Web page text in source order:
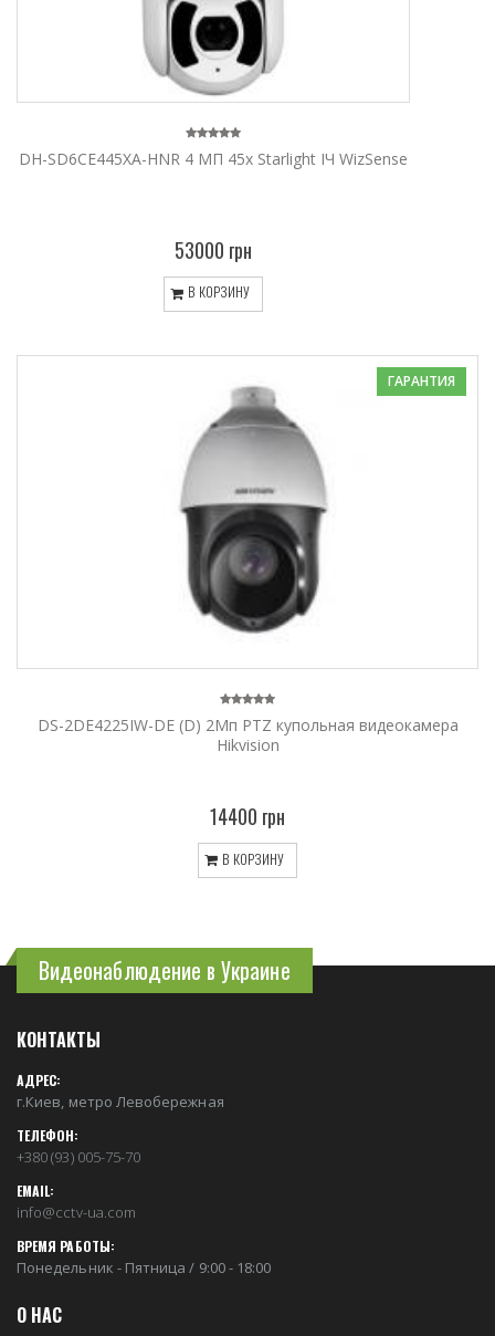
DH-SD6CE445XA-HNR 4 МП 45x Starlight ІЧ WizSense
53000 грн
В КОРЗИНУ
ГАРАНТИЯ
DS-2DE4225IW-DE (D) 2Мп PTZ купольная видеокамера
Hikvision
14400 грн
В КОРЗИНУ
Видеонаблюдение в Украине
КОНТАКТЫ
АДРЕС:
г.Киев, метро Левобережная
ТЕЛЕФОН:
+380 (93) 005-75-70
EMAIL:
info@cctv-ua.com
ВРЕМЯ РАБОТЫ:
Понедельник - Пятница / 9:00 - 18:00
О НАС